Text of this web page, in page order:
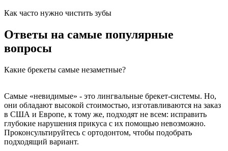
Как часто нужно чистить зубы
Ответы на самые популярные
вопросы
Какие брекеты самые незаметные?
Самые «невидимые» - это лингвальные брекет-системы. Но,
они обладают высокой стоимостью, изготавливаются на заказ
в США и Европе, к тому же, подходят не всем: исправить
глубокие нарушения прикуса с их помощью невозможно.
Проконсультируйтесь с ортодонтом, чтобы подобрать
подходящий вариант.